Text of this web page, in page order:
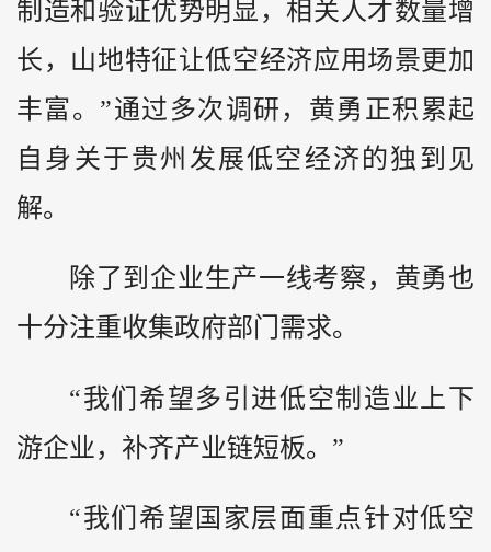
制造和验证优势明显，相关人才数量增
长，山地特征让低空经济应用场景更加
丰富。”通过多次调研，黄勇正积累起
自身关于贵州发展低空经济的独到见
解。
除了到企业生产一线考察，黄勇也
十分注重收集政府部门需求。
“我们希望多引进低空制造业上下
游企业，补齐产业链短板。”
“我们希望国家层面重点针对低空